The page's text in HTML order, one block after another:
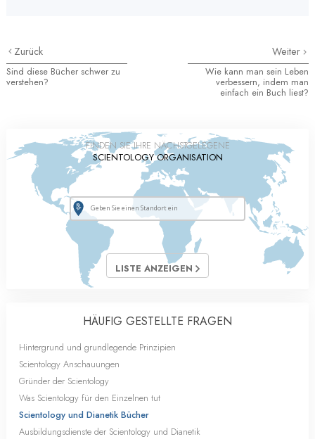
Zurück
Sind diese Bücher schwer zu
verstehen?
Weiter
Wie kann man sein Leben
verbessern, indem man
einfach ein Buch liest?
FINDEN SIE IHRE NÄCHSTGELEGENE
SCIENTOLOGY ORGANISATION
LISTE ANZEIGEN
HÄUFIG GESTELLTE FRAGEN
Hintergrund und grundlegende Prinzipien
Scientology Anschauungen
Gründer der Scientology
Was Scientology für den Einzelnen tut
Scientology und Dianetik Bücher
Ausbildungsdienste der Scientology und Dianetik